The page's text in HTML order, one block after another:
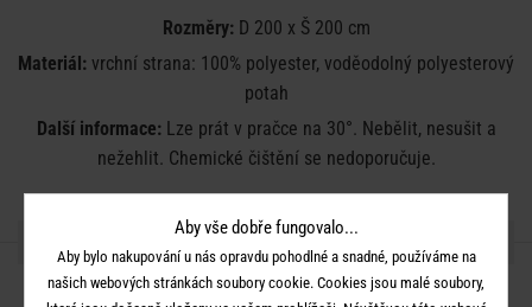
Rozměry:D 200 x Š 200 cm
Materiál: vrchní strana: 100% polyester, voděodolný polyesterový
potah
Další informace:Lze prát v pračce na 30°. Nebělit, nesušit a
nežehlit. Chemické čištění se nedoporučuje.
SDÍLEJTE S PŘÁTELI
Aby vše dobře fungovalo...
Aby bylo nakupování u nás opravdu pohodlné a snadné, používáme na
našich webových stránkách soubory cookie. Cookies jsou malé soubory,